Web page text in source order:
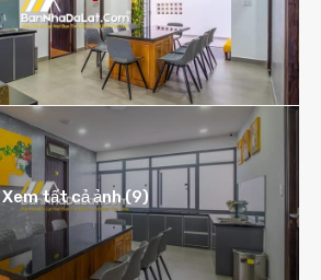
Xem tất cả ảnh (9)